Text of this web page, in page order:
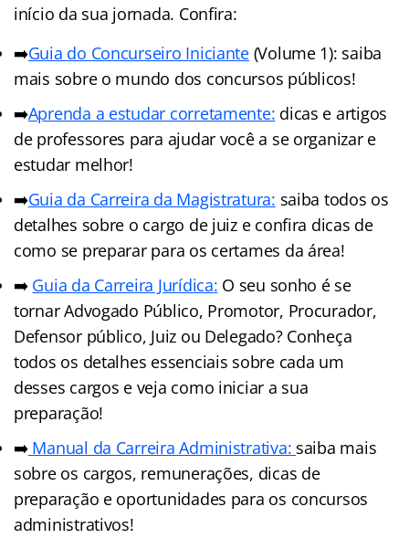
início da sua jornada. Confira:
➡️Guia do Concurseiro Iniciante(Volume 1): saiba
mais sobre o mundo dos concursos públicos!
➡️Aprenda a estudar corretamente: dicas e artigos
de professores para ajudar você a se organizar e
estudar melhor!
➡️Guia da Carreira da Magistratura: saiba todos os
detalhes sobre o cargo de juiz e confira dicas de
como se preparar para os certames da área!
➡️ Guia da Carreira Jurídica: O seu sonho é se
tornar Advogado Público, Promotor, Procurador,
Defensor público, Juiz ou Delegado? Conheça
todos os detalhes essenciais sobre cada um
desses cargos e veja como iniciar a sua
preparação!
➡️Manual da Carreira Administrativa: saiba mais
sobre os cargos, remunerações, dicas de
preparação e oportunidades para os concursos
administrativos!